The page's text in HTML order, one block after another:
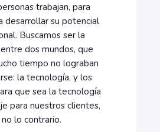
trabajan, para
desarrollar su potencial
Buscamos ser la
dos mundos, que
tiempo no lograban
la tecnología, y los
que sea la tecnología
para nuestros clientes,
lo contrario.